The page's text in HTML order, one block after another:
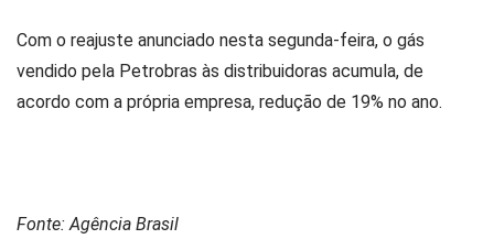
Com o reajuste anunciado nesta segunda-feira, o gás
vendido pela Petrobras às distribuidoras acumula, de
acordo com a própria empresa, redução de 19% no ano.
Fonte: Agência Brasil